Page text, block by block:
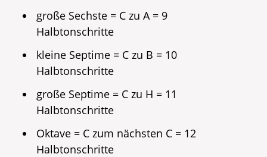
große Sechste = C zu A = 9
Halbtonschritte
kleine Septime = C zu B = 10
Halbtonschritte
große Septime = C zu H = 11
Halbtonschritte
Oktave = C zum nächsten C = 12
Halbtonschritte